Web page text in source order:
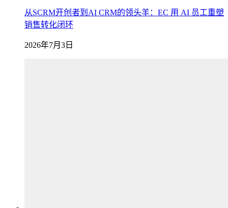
从SCRM开创者到AI CRM的领头羊：EC 用 AI 员工重塑
销售转化闭环
2026年7月3日